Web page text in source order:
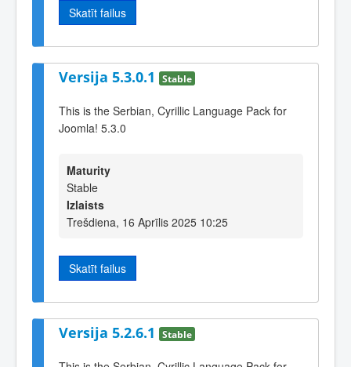
Skatīt failus
Versija 5.3.0.1 Stable
This is the Serbian, Cyrillic Language Pack for
Joomla! 5.3.0
Maturity
Stable
Izlaists
Trešdiena, 16 Aprīlis 2025 10:25
Skatīt failus
Versija 5.2.6.1 Stable